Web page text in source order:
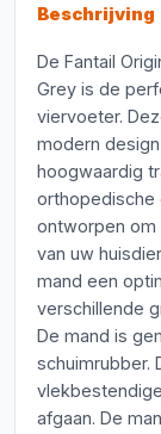
Beschrijving
De Fantail
Grey is de
viervoeter.
modern
hoogwaardig
orthopedische
ontworpen om
van uw
mand een
verschillende
De mand is
schuimrubber.
afgaan. De